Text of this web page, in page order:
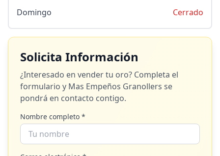
Domingo
Cerrado
Solicita Información
¿Interesado en vender tu oro? Completa el
formulario y Mas Empeños Granollers se
pondrá en contacto contigo.
Nombre completo *